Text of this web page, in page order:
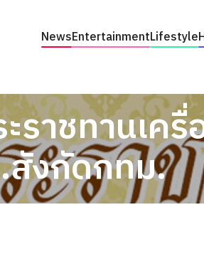
NewsEntertainmentLifestyle
ราชทานเค
งกัดกทม.